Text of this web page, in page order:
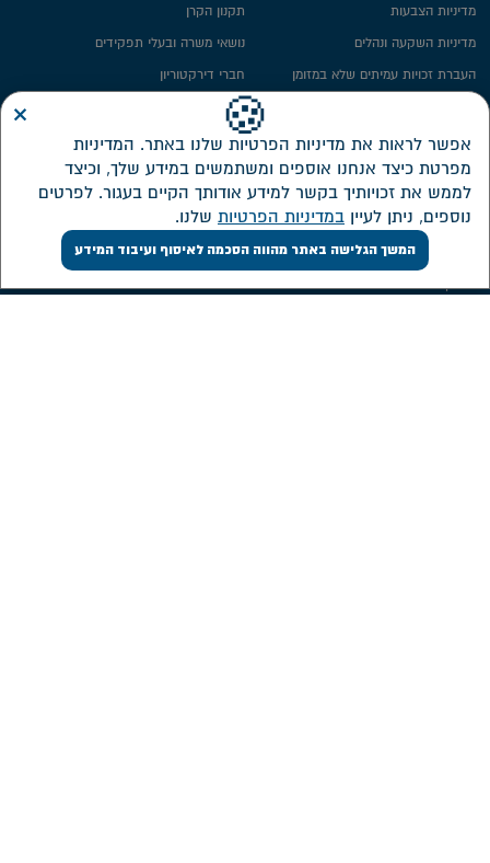
תקנון הקרן
נושאי משרה ובעלי תפקידים
חברי דירקטוריון
ועדת השקעות
ועדת הביקורת
ממונה על פניות הציבור
מבנה אחזקות
מדיניות הצבעות
מדיניות השקעה ונהלים
העברת זכויות עמיתים שלא במזומן
מידע סטטיסטי
חתימה ממוחשבת
מדיניות פרטיות​
שירות לקוחות
🍪
אפשר לראות את מדיניות הפרטיות שלנו באתר. המדיניות
מפרטת כיצד אנחנו אוספים ומשתמשים במידע שלך, וכיצד
לממש את זכויותיך בקשר למידע אודותך הקיים בעגור. לפרטים
נוספים, ניתן לעיין במדיניות הפרטיות שלנו.
המשך הגלישה באתר מהווה הסכמה לאיסוף ועיבוד המידע
×